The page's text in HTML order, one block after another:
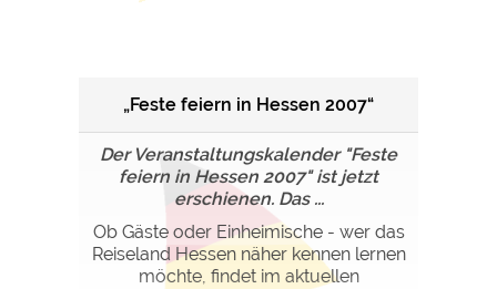
„Feste feiern in Hessen 2007“
Der Veranstaltungskalender "Feste
feiern in Hessen 2007" ist jetzt
erschienen. Das ...
Ob Gäste oder Einheimische - wer das
Reiseland Hessen näher kennen lernen
möchte, findet im aktuellen